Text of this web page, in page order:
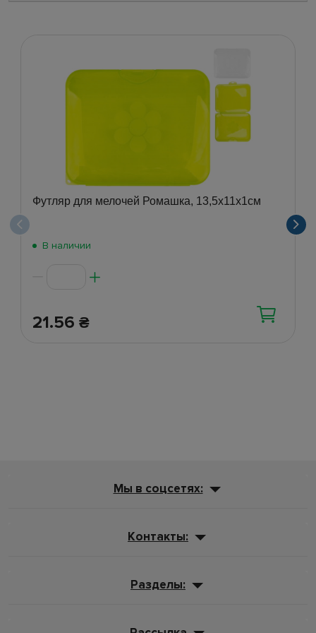
Футляр для мелочей Ромашка, 13,5x11x1см
В наличии
21.56 ₴
Мы в соцсетях:
Контакты:
Разделы: